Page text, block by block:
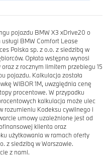
pojazdu BMW X3 xDrive20 o
BMW Comfort Lease
Polska sp. z o.o. z siedzibą w
Opłata wstępna wynosi
z rocznym limitem przebiegu 15
pojazdu. Kalkulacja została
WIBOR 1M, uwzględnia cenę
procentowe. W przypadku
kalkulacja może ulec
rozumieniu Kodeksu cywilnego i
umowy uzależnione jest od
klienta oraz
użytkowania w ramach oferty
z siedzibą w Warszawie.
z nami.